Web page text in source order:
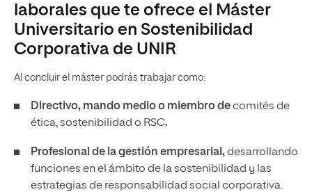
laborales que te ofrece el Máster
Universitario en Sostenibilidad
Corporativa de UNIR
Al concluir el máster podrás trabajar como:
Directivo, mando medio o miembro decomités de
ética, sostenibilidad o RSC.
Profesional de la gestión empresarial,desarrollando
funciones en el ámbito de la sostenibilidad y las
estrategias de responsabilidad social corporativa.